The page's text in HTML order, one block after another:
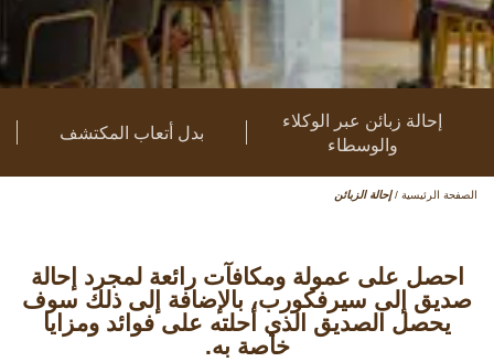
إحالة زبائن عبر الوكلاء
والوسطاء
بدل أتعاب المكتشف
الصفحة الرئيسية / إحالة الزبائن
احصل على عمولة ومكافآت رائعة لمجرد إحالة
صديق إلى سيرفكورب، بالإضافة إلى ذلك سوف
يحصل الصديق الذي أحلته على فوائد ومزايا
خاصة به.